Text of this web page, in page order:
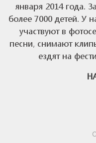
января 2014 года.
более 7000 детей. У
участвуют в
песни, снимают
ездят на